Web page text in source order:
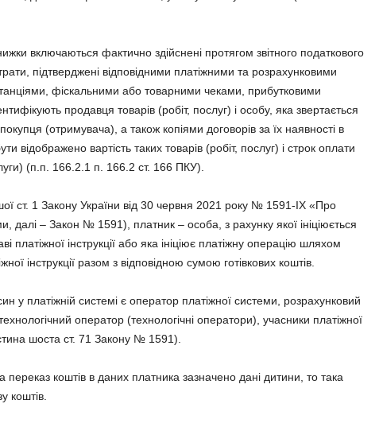
включаються фактично здійснені протягом звітного податкового
підтверджені відповідними платіжними та розрахунковими
фіскальними або товарними чеками, прибутковими
продавця товарів (робіт, послуг) і особу, яка звертається
(отримувача), а також копіями договорів за їх наявності в
відображено вартість таких товарів (робіт, послуг) і строк оплати
(п.п. 166.2.1 п. 166.2 ст. 166 ПКУ).
ст. 1 Закону України від 30 червня 2021 року № 1591-IX «Про
далі – Закон № 1591), платник – особа, з рахунку якої ініціюється
платіжної інструкції або яка ініціює платіжну операцію шляхом
інструкції разом з відповідною сумою готівкових коштів.
у платіжній системі є оператор платіжної системи, розрахунковий
оператор (технологічні оператори), учасники платіжної
шоста ст. 71 Закону № 1591).
коштів в даних платника зазначено дані дитини, то така
коштів.